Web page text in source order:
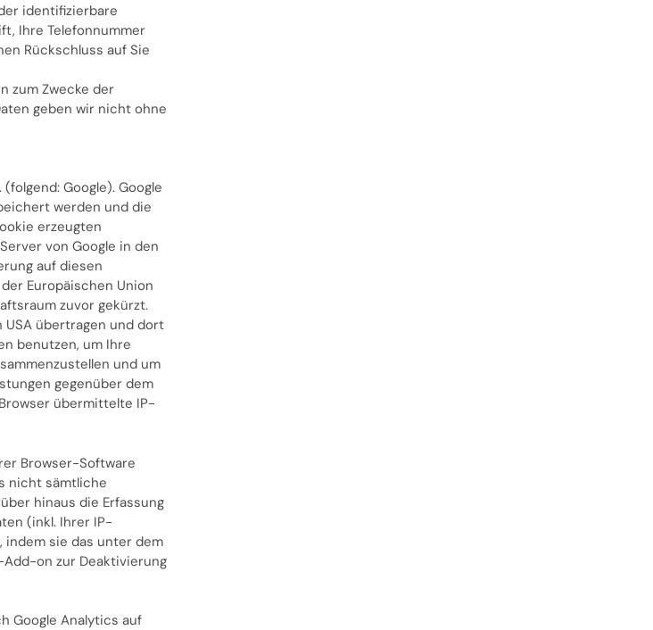
identifizierbare
Ihre Telefonnummer
Rückschluss auf Sie
zum Zwecke der
geben wir nicht ohne
Google). Google
werden und die
erzeugten
von Google in den
auf diesen
Europäischen Union
zuvor gekürzt.
USA übertragen und dort
benutzen, um Ihre
und um
gegenüber dem
übermittelte IP-
Browser-Software
nicht sämtliche
hinaus die Erfassung
(inkl. Ihrer IP-
indem sie das unter dem
on zur Deaktivierung
Google Analytics auf